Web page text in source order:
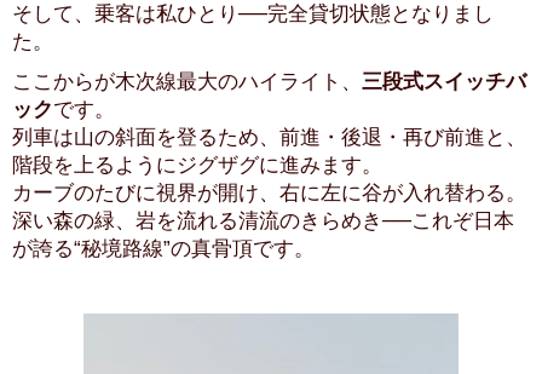
そして、乗客は私ひとり──完全貸切状態となりまし
た。
ここからが木次線最大のハイライト、 三段式スイッチバ
ックです。
列車は山の斜面を登るため、前進・後退・再び前進と、
階段を上るようにジグザグに進みます。
カーブのたびに視界が開け、右に左に谷が入れ替わる。
深い森の緑、岩を流れる清流のきらめき──これぞ日本
が誇る“秘境路線”の真骨頂です。